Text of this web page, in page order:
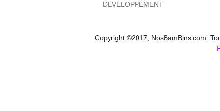
DEVELOPPEMENT
Copyright ©2017, NosBamBins.com.